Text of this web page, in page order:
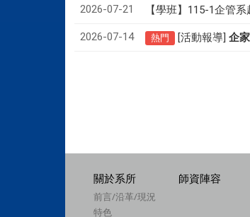
2026-07-21 【學班】115-1企管
2026-07-14 熱門 [活動報導]企
關於系所
前言/沿革/現況
特色
師資陣容